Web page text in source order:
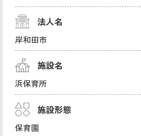
法人名
岸和田市
施設名
浜保育所
施設形態
保育園